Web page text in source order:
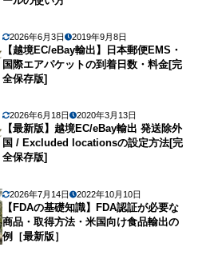
2026年6月3日 2019年9月8日
【越境EC/eBay輸出】日本郵便EMS・
国際エアパケットの到着日数・料金[完
全保存版]
2026年6月18日 2020年3月13日
【最新版】越境EC/eBay輸出 発送除外
国 / Excluded locationsの設定方法[完
全保存版]
2026年7月14日 2022年10月10日
【FDAの基礎知識】FDA認証が必要な
商品・取得方法・米国向け食品輸出の
例［最新版］